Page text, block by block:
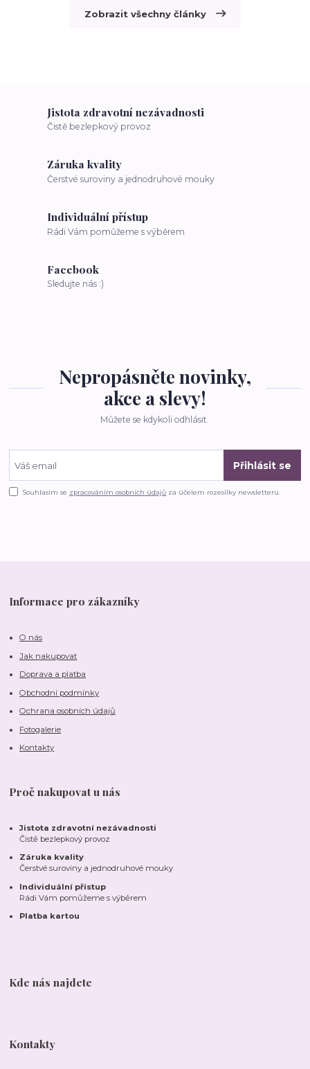
Zobrazit všechny články
Jistota zdravotní nezávadnosti
Čistě bezlepkový provoz
Záruka kvality
Čerstvé suroviny a jednodruhové mouky
Individuální přístup
Rádi Vám pomůžeme s výběrem
Facebook
Sledujte nás :)
Nepropásněte novinky,
akce a slevy!
Můžete se kdykoli odhlásit.
Přihlásit se
Souhlasím se zpracováním osobních údajů za účelem rozesílky newsletteru.
Informace pro zákazníky
O nás
Jak nakupovat
Doprava a platba
Obchodní podmínky
Ochrana osobních údajů
Fotogalerie
Kontakty
Proč nakupovat u nás
Jistota zdravotní nezávadnosti
Čistě bezlepkový provoz
Záruka kvality
Čerstvé suroviny a jednodruhové mouky
Individuální přístup
Rádi Vám pomůžeme s výběrem
Platba kartou
Kde nás najdete
Kontakty